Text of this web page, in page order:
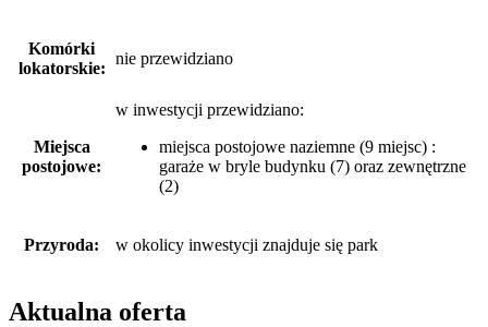
Komórki
lokatorskie:
nie przewidziano
Miejsca
postojowe:
w inwestycji przewidziano:
miejsca postojowe naziemne (9 miejsc) :
garaże w bryle budynku (7) oraz zewnętrzne
(2)
Przyroda: w okolicy inwestycji znajduje się park
Aktualna oferta